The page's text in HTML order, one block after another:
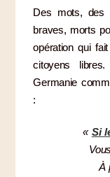
Des mots, des
braves, morts
opération qui
citoyens
Germanie
:
« Si
À